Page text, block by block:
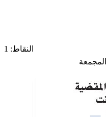
النقاط: 1